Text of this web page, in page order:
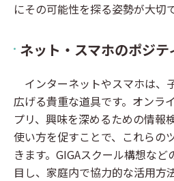
にその可能性を探る姿勢が大切で
ネット・スマホのポジ
インターネットやスマホは、
広げる貴重な道具です。オンラ
プリ、興味を深めるための情報
使い方を促すことで、これらの
きます。GIGAスクール構想な
目し、家庭内で協力的な活用方